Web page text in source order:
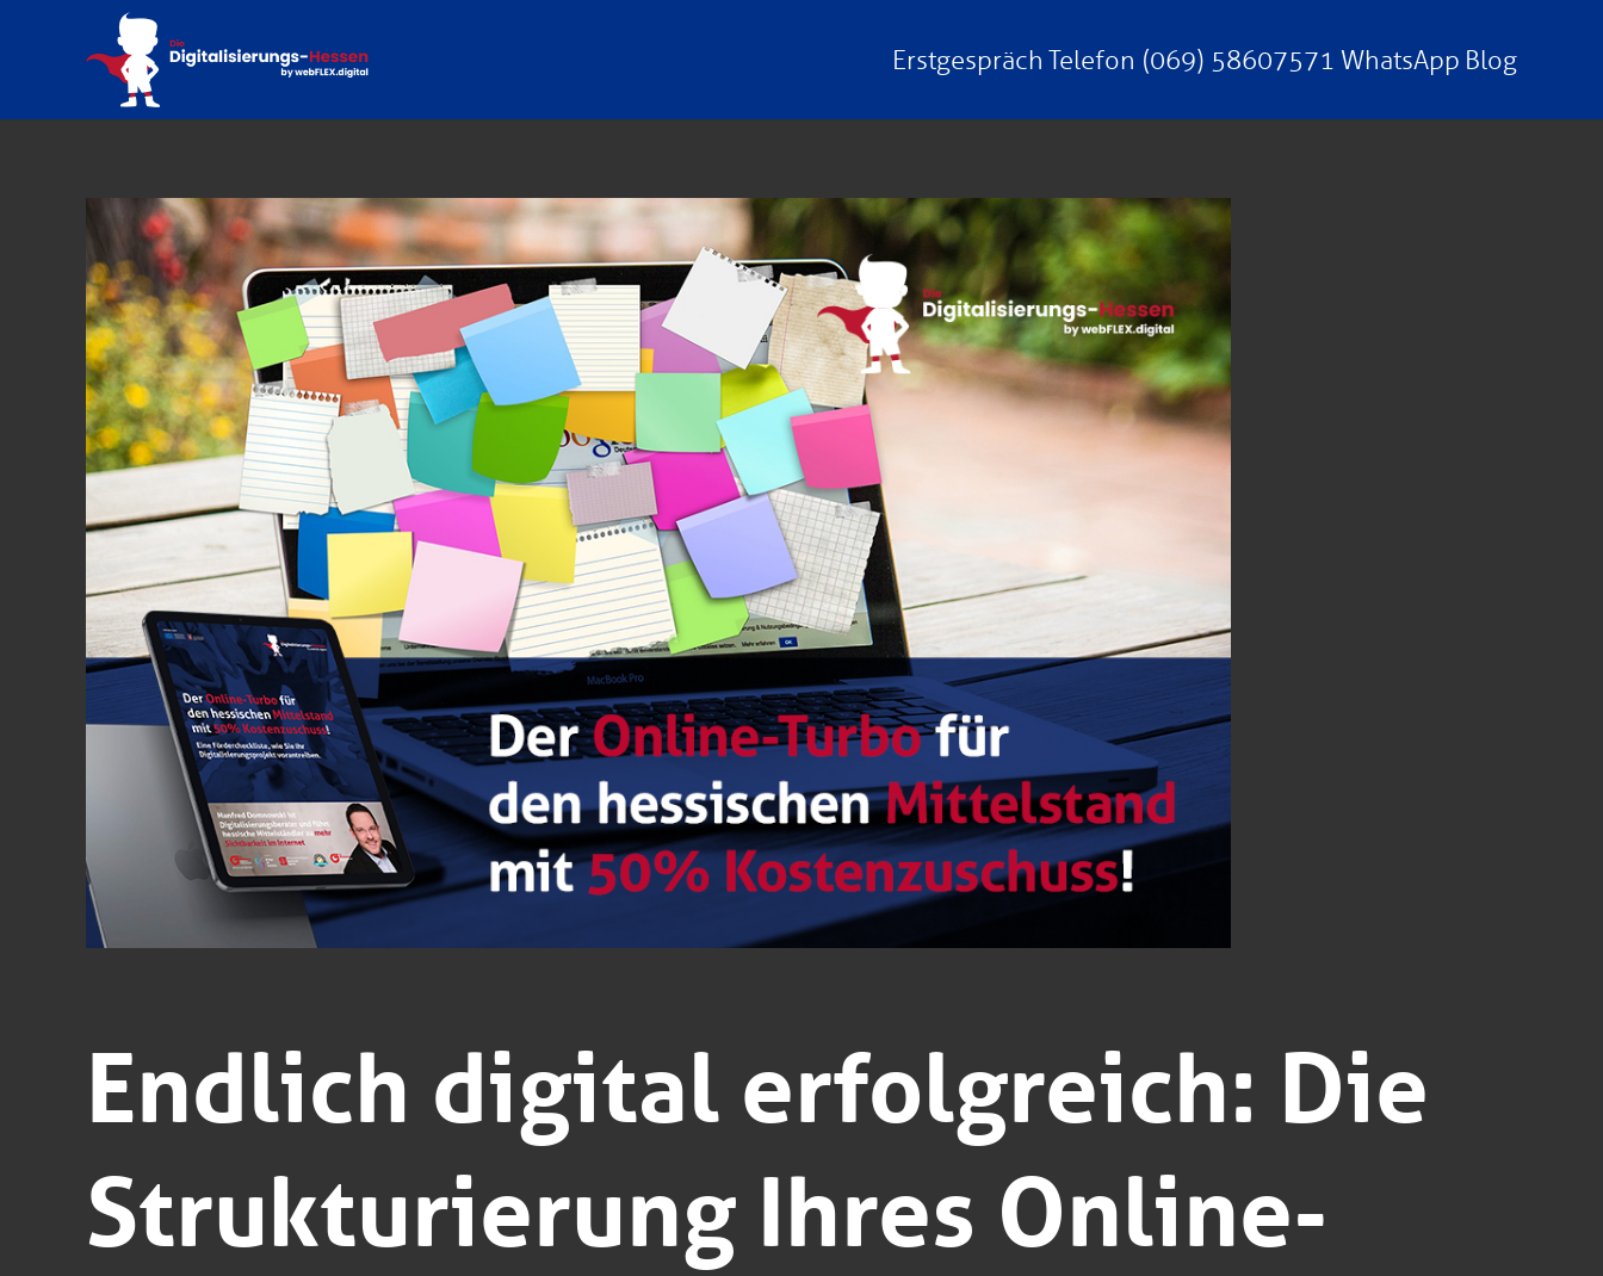
Erstgespräch Telefon (069) 58607571 WhatsApp Blog
Endlich digital erfolgreich: Die
Strukturierung Ihres Online-